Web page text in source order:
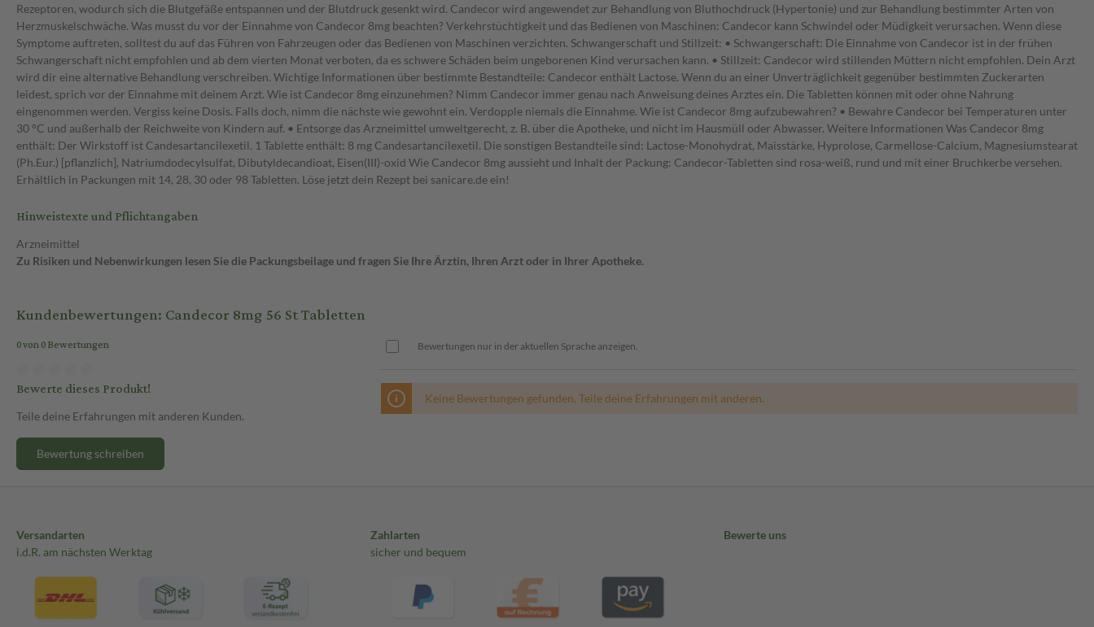
Rezeptoren, wodurch sich die Blutgefäße entspannen und der Blutdruck gesenkt wird. Candecor wird angewendet zur Behandlung von Bluthochdruck (Hypertonie) und zur Behandlung bestimmter Arten von
Herzmuskelschwäche. Was musst du vor der Einnahme von Candecor 8mg beachten? Verkehrstüchtigkeit und das Bedienen von Maschinen: Candecor kann Schwindel oder Müdigkeit verursachen. Wenn diese
Symptome auftreten, solltest du auf das Führen von Fahrzeugen oder das Bedienen von Maschinen verzichten. Schwangerschaft und Stillzeit: • Schwangerschaft: Die Einnahme von Candecor ist in der frühen
Schwangerschaft nicht empfohlen und ab dem vierten Monat verboten, da es schwere Schäden beim ungeborenen Kind verursachen kann. • Stillzeit: Candecor wird stillenden Müttern nicht empfohlen. Dein Arzt
wird dir eine alternative Behandlung verschreiben. Wichtige Informationen über bestimmte Bestandteile: Candecor enthält Lactose. Wenn du an einer Unverträglichkeit gegenüber bestimmten Zuckerarten
leidest, sprich vor der Einnahme mit deinem Arzt. Wie ist Candecor 8mg einzunehmen? Nimm Candecor immer genau nach Anweisung deines Arztes ein. Die Tabletten können mit oder ohne Nahrung
eingenommen werden. Vergiss keine Dosis. Falls doch, nimm die nächste wie gewohnt ein. Verdopple niemals die Einnahme. Wie ist Candecor 8mg aufzubewahren? • Bewahre Candecor bei Temperaturen unter
30 °C und außerhalb der Reichweite von Kindern auf. • Entsorge das Arzneimittel umweltgerecht, z. B. über die Apotheke, und nicht im Hausmüll oder Abwasser. Weitere Informationen Was Candecor 8mg
enthält: Der Wirkstoff ist Candesartancilexetil. 1 Tablette enthält: 8 mg Candesartancilexetil. Die sonstigen Bestandteile sind: Lactose-Monohydrat, Maisstärke, Hyprolose, Carmellose-Calcium, Magnesiumstearat
(Ph.Eur.) [pflanzlich], Natriumdodecylsulfat, Dibutyldecandioat, Eisen(III)-oxid Wie Candecor 8mg aussieht und Inhalt der Packung: Candecor-Tabletten sind rosa-weiß, rund und mit einer Bruchkerbe versehen.
Erhältlich in Packungen mit 14, 28, 30 oder 98 Tabletten. Löse jetzt dein Rezept bei sanicare.de ein!
Hinweistexte und Pflichtangaben
Arzneimittel
Zu Risiken und Nebenwirkungen lesen Sie die Packungsbeilage und fragen Sie Ihre Ärztin, Ihren Arzt oder in Ihrer Apotheke.
Kundenbewertungen: Candecor 8mg 56 St Tabletten
0 von 0 Bewertungen
Bewerte dieses Produkt!
Teile deine Erfahrungen mit anderen Kunden.
Bewertung schreiben
Bewertungen nur in der aktuellen Sprache anzeigen.
Keine Bewertungen gefunden. Teile deine Erfahrungen mit anderen.
Versandarten
i.d.R. am nächsten Werktag
Zahlarten
sicher und bequem
Bewerte uns